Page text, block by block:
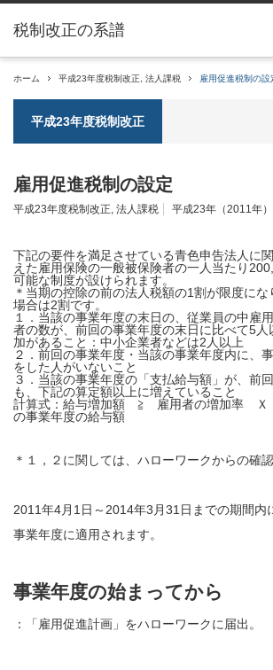
税制改正の系譜
ホーム 平成23年度税制改正 法人課税 雇用促進税制の設
平成23年度税制改正
雇用促進税制の設定
平成23年度税制改正, 法人課税 平成23年（2011年
下記の要件を満足させている青色申告法人に
えた雇用保険の一般被保険者の一人当たり
可能な制度が設けられます。
＊当期の控除の前の法人税額の1割が限度にな
場合は2割です。
１．当該の事業年度の末日の、従業員の中雇
者の数が、前回の事業年度の末日に比べて5
加があること：中小企業者などは2人以上
２．前回の事業年度・当該の事業年度内に、
をした人がいないこと
３．当該の事業年度の「支払給与額」が、前
も、下記の算定額以上に増えていること
計算式：給与増加額 ≧ 雇用者の増加率
の事業年度の給与額
＊１，２に関しては、ハローワークからの確
2011年4月1日～2014年3月31日までの期間内
事業年度に適用されます。
事業年度の始まってから
：「雇用促進計画」をハローワークに届出。